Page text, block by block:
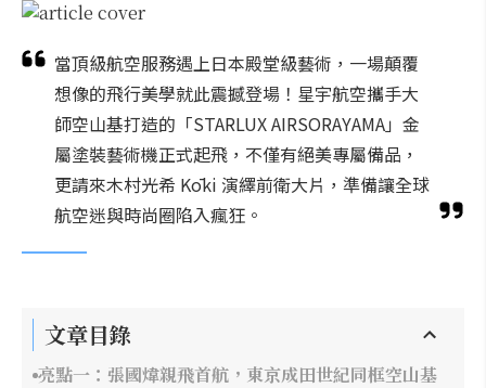
當頂級航空服務遇上日本殿堂級藝術，一場顛覆
想像的飛行美學就此震撼登場！星宇航空攜手大
師空山基打造的「STARLUX AIRSORAYAMA」金
屬塗裝藝術機正式起飛，不僅有絕美專屬備品，
更請來木村光希 Kōki 演繹前衛大片，準備讓全球
航空迷與時尚圈陷入瘋狂。
文章目錄
亮點一：張國煒親飛首航，東京成田世紀同框空山基